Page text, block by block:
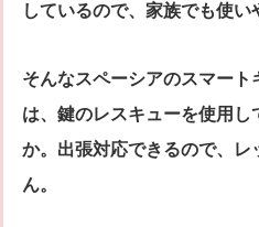
しているので、家族でも使い
そんなスペーシアのスマー
は、鍵のレスキューを使用し
か。出張対応できるので、レ
ん。